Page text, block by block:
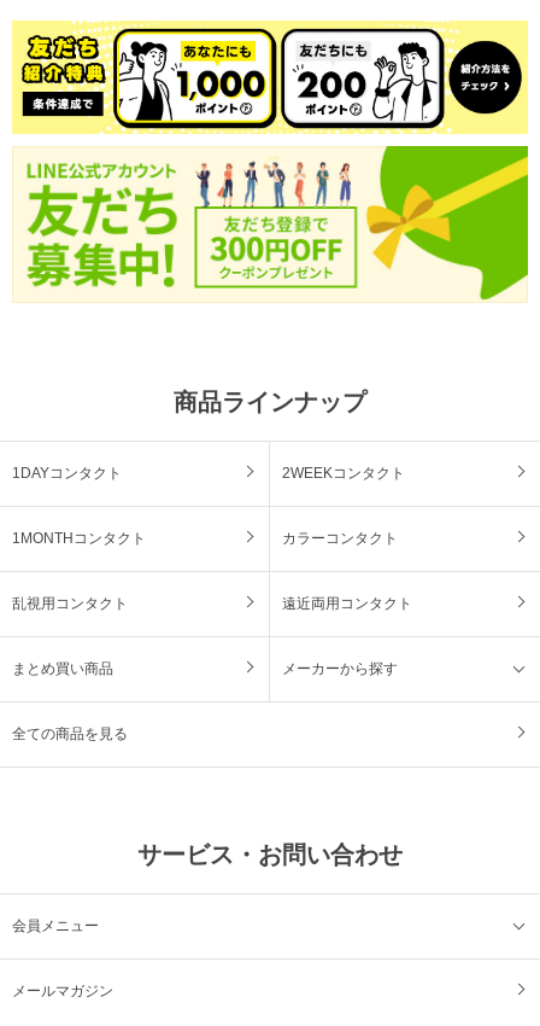
商品ラインナップ
1DAYコンタクト 2WEEKコンタクト
1MONTHコンタクト カラーコンタクト
乱視用コンタクト 遠近両用コンタクト
まとめ買い商品 メーカーから探す
全ての商品を見る
サービス・お問い合わせ
会員メニュー
メールマガジン